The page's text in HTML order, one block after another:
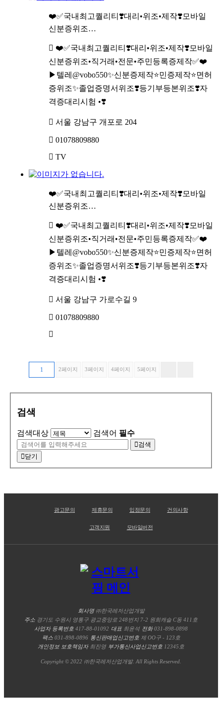
❤️✅국내최고퀄리티❣️대리•위조•제작❣️모바일
신분증위조…
❤️✅국내최고퀄리티❣️대리•위조•제작❣️모바일
신분증위조•직거래•전문•주민등록증제작✅❤️
▶텔레@vobo550✨신분증제작⭐민증제작⭐면허
증위조✨졸업증명서위조❣️등기부등본위조❣️자
격증대리시험 •❣️
서울 강남구 개포로 204
01078809880
TV
❤️✅국내최고퀄리티❣️대리•위조•제작❣️모바일
신분증위조…
❤️✅국내최고퀄리티❣️대리•위조•제작❣️모바일
신분증위조•직거래•전문•주민등록증제작✅❤️
▶텔레@vobo550✨신분증제작⭐민증제작⭐면허
증위조✨졸업증명서위조❣️등기부등본위조❣️자
격증대리시험 •❣️
서울 강남구 가로수길 9
01078809880
1 2페이지 3페이지 4페이지 5페이지
검색
검색대상 검색어 필수
검색
닫기
광고문의 제휴문의 입점문의 건의사항
고객지원 모바일버전
회사명㈜한국레저산업개발
주소 경기도 수원시 영통구 광교중앙로 248번지 7-2 원희캐슬 C동 411호
사업자 등록번호 417-88-01092 대표 최윤석 전화031-898-0898
팩스031-898-0896 통신판매업신고번호제 OO구 - 123호
개인정보 보호책임자최진영 부가통신사업신고번호 12345호
Copyright © 2022 ㈜한국레저산업개발. All Rights Reserved.